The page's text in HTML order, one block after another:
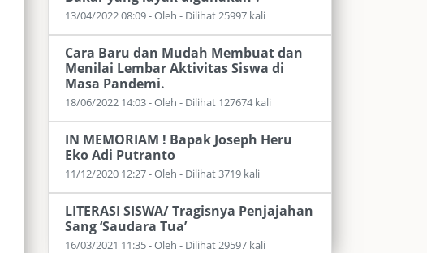
13/04/2022 08:09 - Oleh - Dilihat 25997 kali
Cara Baru dan Mudah Membuat dan
Menilai Lembar Aktivitas Siswa di
Masa Pandemi.
18/06/2022 14:03 - Oleh - Dilihat 127674 kali
IN MEMORIAM ! Bapak Joseph Heru
Eko Adi Putranto
11/12/2020 12:27 - Oleh - Dilihat 3719 kali
LITERASI SISWA/ Tragisnya Penjajahan
Sang ‘Saudara Tua’
16/03/2021 11:35 - Oleh - Dilihat 29597 kali